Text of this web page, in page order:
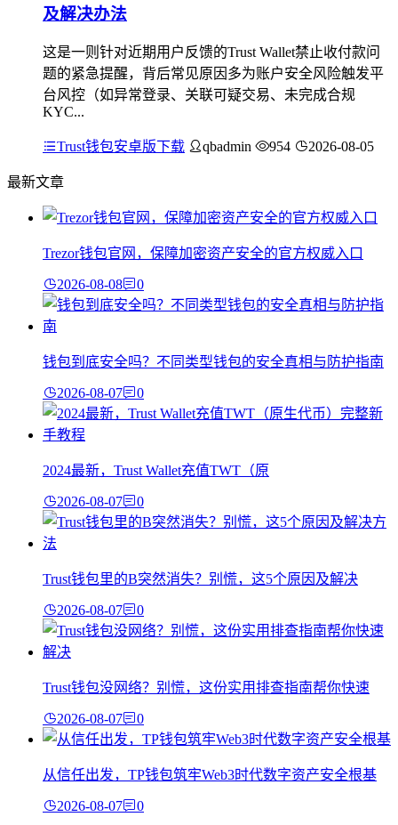
及解决办法
这是一则针对近期用户反馈的Trust Wallet禁止收付款问
题的紧急提醒，背后常见原因多为账户安全风险触发平
台风控（如异常登录、关联可疑交易、未完成合规
KYC...
Trust钱包安卓版下载 qbadmin 954 2026-08-05
最新文章
Trezor钱包官网，保障加密资产安全的官方权威入口
2026-08-08 0
钱包到底安全吗？不同类型钱包的安全真相与防护指南
2026-08-07 0
2024最新，Trust Wallet充值TWT（原
2026-08-07 0
Trust钱包里的B突然消失？别慌，这5个原因及解决
2026-08-07 0
Trust钱包没网络？别慌，这份实用排查指南帮你快速
2026-08-07 0
从信任出发，TP钱包筑牢Web3时代数字资产安全根基
2026-08-07 0